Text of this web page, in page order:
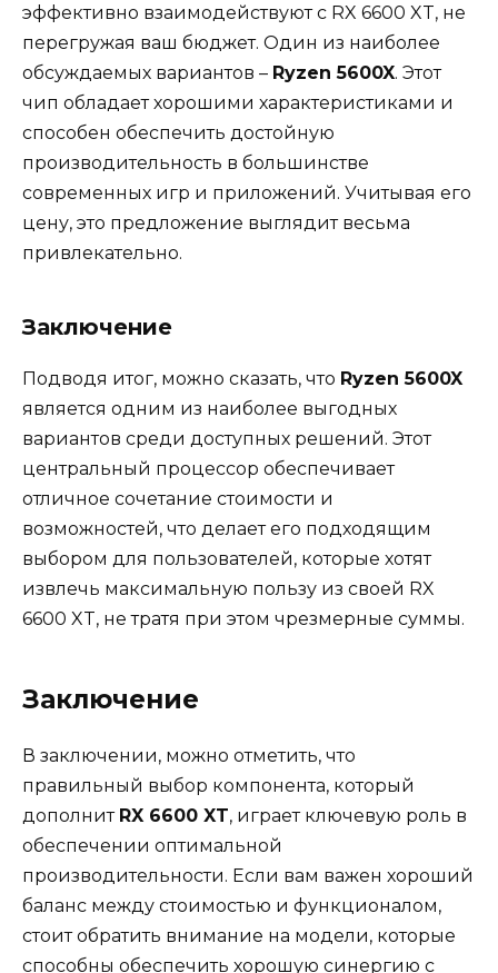
эффективно взаимодействуют с RX 6600 XT, не
перегружая ваш бюджет. Один из наиболее
обсуждаемых вариантов – Ryzen 5600X. Этот
чип обладает хорошими характеристиками и
способен обеспечить достойную
производительность в большинстве
современных игр и приложений. Учитывая его
цену, это предложение выглядит весьма
привлекательно.
Заключение
Подводя итог, можно сказать, что Ryzen 5600X
является одним из наиболее выгодных
вариантов среди доступных решений. Этот
центральный процессор обеспечивает
отличное сочетание стоимости и
возможностей, что делает его подходящим
выбором для пользователей, которые хотят
извлечь максимальную пользу из своей RX
6600 XT, не тратя при этом чрезмерные суммы.
Заключение
В заключении, можно отметить, что
правильный выбор компонента, который
дополнит RX 6600 XT, играет ключевую роль в
обеспечении оптимальной
производительности. Если вам важен хороший
баланс между стоимостью и функционалом,
стоит обратить внимание на модели, которые
способны обеспечить хорошую синергию с